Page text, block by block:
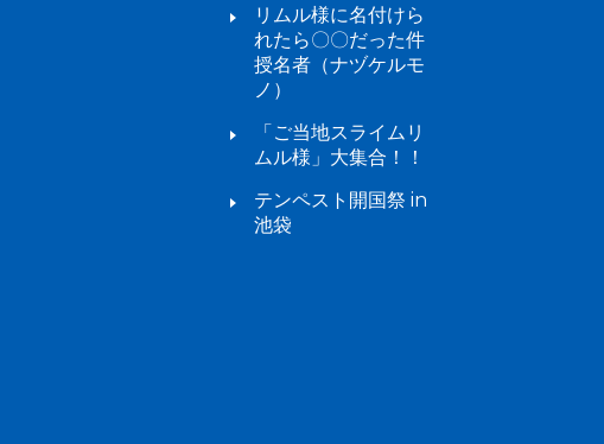
リムル様に名付けら
れたら〇〇だった件
授名者（ナヅケルモ
ノ）
「ご当地スライムリ
ムル様」大集合！！
テンペスト開国祭 in
池袋